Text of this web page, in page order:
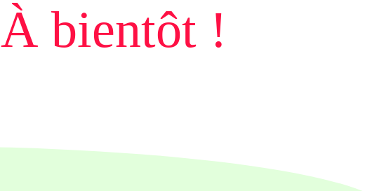
Mehr
Informationen
eRecht24
À bientôt !